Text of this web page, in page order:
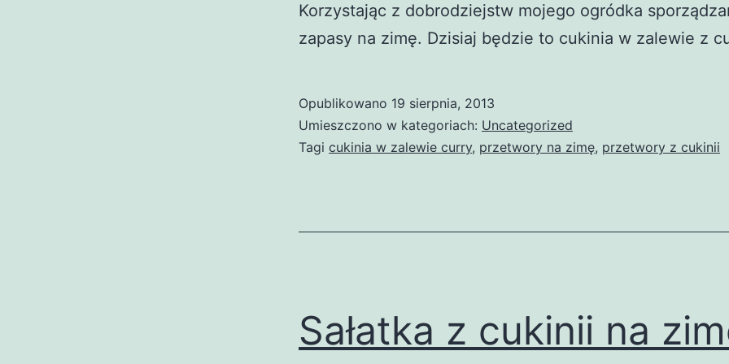
Korzystając z dobrodziejstw mojego ogródka
zapasy na zimę. Dzisiaj będzie to cukinia w zalewie z
Opublikowano 19 sierpnia, 2013
Umieszczono w kategoriach: Uncategorized
Tagi cukinia w zalewie curry, przetwory na zimę, przetwory z cukinii
Sałatka z cukinii na